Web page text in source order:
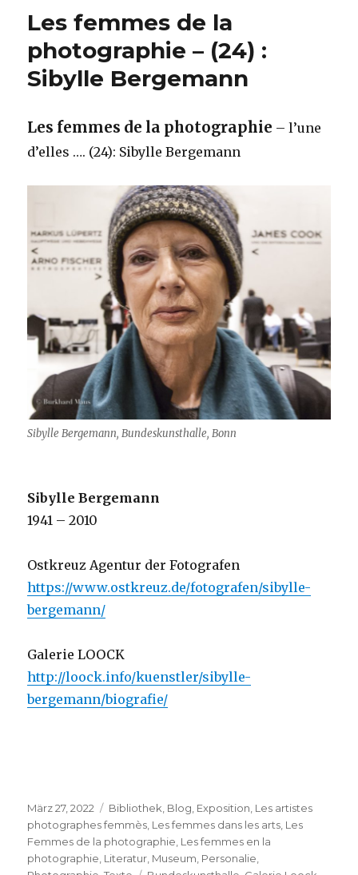
Les femmes de la
photographie – (24) :
Sibylle Bergemann
Les femmes de la photographie – l’une
d’elles …. (24): Sibylle Bergemann
Sibylle Bergemann, Bundeskunsthalle, Bonn
Sibylle Bergemann
1941 – 2010
Ostkreuz Agentur der Fotografen
https://www.ostkreuz.de/fotografen/sibylle-
bergemann/
Galerie LOOCK
http://loock.info/kuenstler/sibylle-
bergemann/biografie/
Veröffentlicht
am
März 27, 2022 Kategorien
Bibliothek Blog Exposition Les artistes
photographes femmès Les femmes dans les arts Les
Femmes de la photographie Les femmes en la
photographie Literatur Museum Personalie